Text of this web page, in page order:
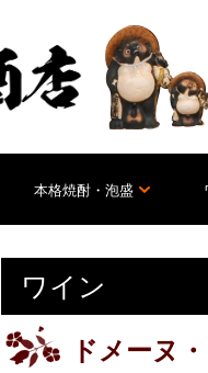
本格焼酎・泡盛
ワイン
ドメーヌ